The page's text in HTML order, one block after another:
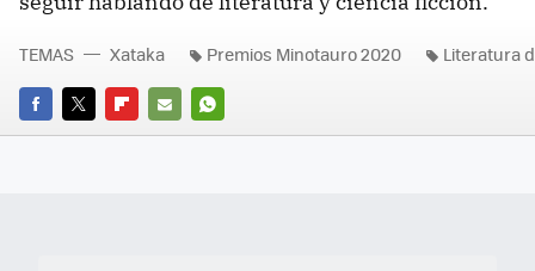
FACEBOOK
TWITTERFLIPBOARD
E-
WHATSAPP
TEMAS Xataka Premios Minotauro 2020 Literatura